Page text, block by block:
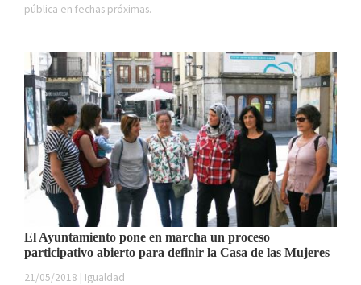
pública en fechas próximas.
El Ayuntamiento pone en marcha un proceso
participativo abierto para definir la Casa de las Mujeres
21/05/2018 | Igualdad